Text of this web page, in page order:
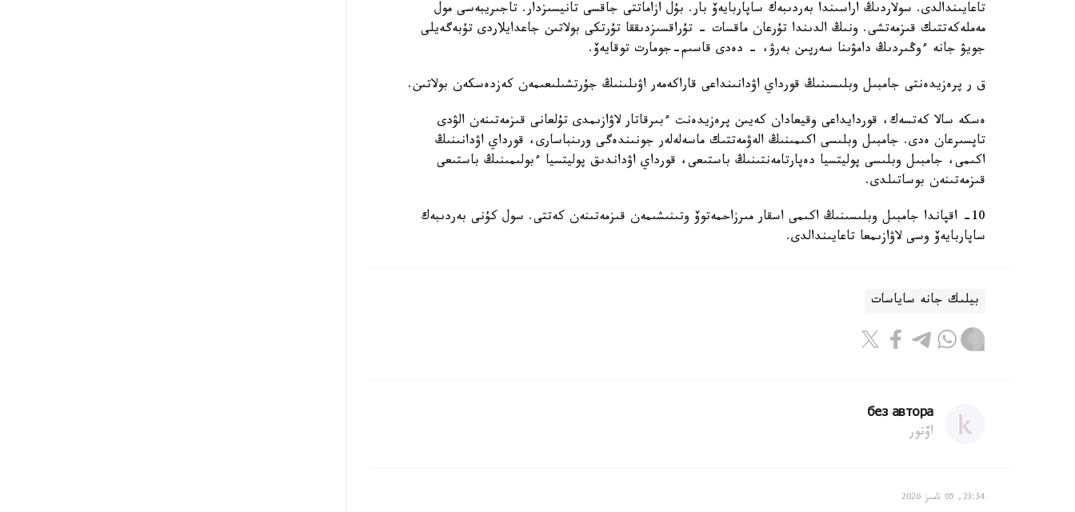
تاعايىندالدى. سولاردىڭ اراسىندا بەردىبەك ساپاربايەۆ بار. بۇل ازاماتتى جاقسى تانيسىزدار. تاجىريبەسى مول
مەملەكەتتىك قىزمەتشى. ونىڭ الدىندا تۇرعان ماقسات - تۇراقسىزدىققا تۇرتكى بولاتىن جاعدايلاردى تۇبەگەيلى
جويۋ جانە ءوڭىردىڭ دامۋىنا سەرپىن بەرۋ، - دەدى قاسىم-جومارت توقايەۆ.
ق ر پرەزيدەنتى جامبىل وبلىسىنىڭ قورداي اۋدانىنداعى قاراكەمەر اۋىلىنىڭ جۇرتشىلىعىمەن كەزدەسكەن بولاتىن.
ەسكە سالا كەتسەك، قوردايداعى وقيعادان كەيىن پرەزيدەنت ءبىرقاتار لاۋازىمدى تۇلعانى قىزمەتىنەن الۋدى
تاپسىرعان ەدى. جامبىل وبلىسى اكىمىنىڭ الەۋمەتتىك ماسەلەلەر جونىندەگى ورىنباسارى، قورداي اۋدانىنىڭ
اكىمى، جامبىل وبلىسى پوليتسيا دەپارتامەنتىنىڭ باستىعى، قورداي اۋداندىق پوليتسيا ءبولىمىنىڭ باستىعى
قىزمەتىنەن بوساتىلدى.
10- اقپاندا جامبىل وبلىسىنىڭ اكىمى اسقار مىرزاحمەتوۆ وتىنىشىمەن قىزمەتىنەن كەتتى. سول كۇنى بەردىبەك
ساپاربايەۆ وسى لاۋازىمعا تاعايىندالدى.
بيلىك جانە ساياسات
без автора
اۆتور
23:34, 05 تامىز 2026